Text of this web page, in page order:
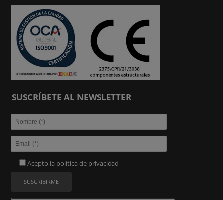
SUSCRÍBETE AL NEWSLETTER
Acepto la política de privacidad